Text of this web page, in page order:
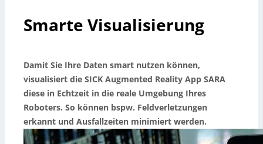
Smarte Visualisierung
Damit Sie Ihre Daten smart nutzen können,
visualisiert die SICK Augmented Reality App SARA
diese in Echtzeit in die reale Umgebung Ihres
Roboters. So können bspw. Feldverletzungen
erkannt und Ausfallzeiten minimiert werden.